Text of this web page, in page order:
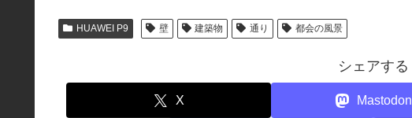
HUAWEI P9 壁 建築物 通り 都会の風景
シェアする
X Mastodon